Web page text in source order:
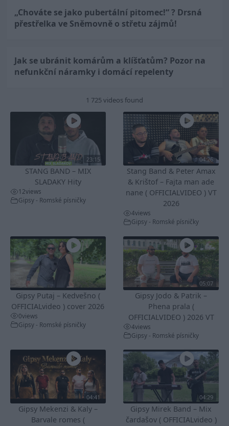
„Chováte se jako pubertální pitomec!“ ? Drsná
přestřelka ve Sněmovně o střetu zájmů!
Jak se ubránit komárům a klíšťatům? Pozor na
nefunkční náramky i domácí repelenty
1 725 videos found
23:15
STANG BAND – MIX
SLADAKY Hity
12views
Gipsy - Romské písničky
04:26
Stang Band & Peter Amax
& Krištof – Fajta man ade
nane ( OFFICIALVIDEO ) VT
2026
4views
Gipsy - Romské písničky
Gipsy Putaj – Kedvešno (
OFFICIALvideo ) cover 2026
0views
Gipsy - Romské písničky
05:07
Gipsy Jodo & Patrik –
Phena prala (
OFFICIALVIDEO ) 2026 VT
4views
Gipsy - Romské písničky
04:41
Gipsy Mekenzi & Kaly –
Barvale romes (
04:29
Gipsy Mirek Band – Mix
čardašov ( OFFICIALvideo )